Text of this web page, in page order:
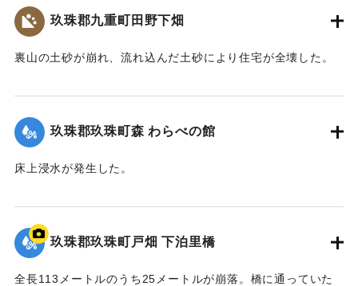
玖珠郡九重町田野下畑
裏山の土砂が崩れ、流れ込んだ土砂により住宅が全壊した。
2020/7/6｜固有コード:01215068
玖珠郡玖珠町森 わらべの館
床上浸水が発生した。
2020/7/6｜固有コード:
玖珠郡玖珠町戸畑 下泊里橋
全長113メートルのうち25メートルが崩落。橋に通っていた